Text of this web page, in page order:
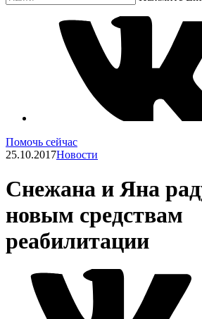
Помочь сейчас
25.10.2017Новости
Снежана и Яна
новым средствам
реабилитации